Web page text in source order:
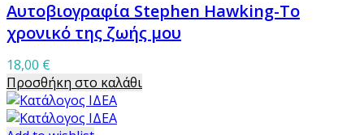
Αυτοβιογραφία Stephen Hawking-Το
χρονικό της ζωής μου
18,00 €
Προσθήκη στο καλάθι